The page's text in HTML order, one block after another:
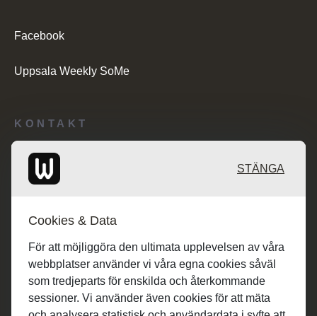
KONTAKT
Redaktionen: desk@maratongroup.com
Facebook
Uppsala Weekly SoMe
STÄNGA
Cookies & Data
För att möjliggöra den ultimata upplevelsen av våra
webbplatser använder vi våra egna cookies såväl
som tredjeparts för enskilda och återkommande
sessioner. Vi använder även cookies för att mäta